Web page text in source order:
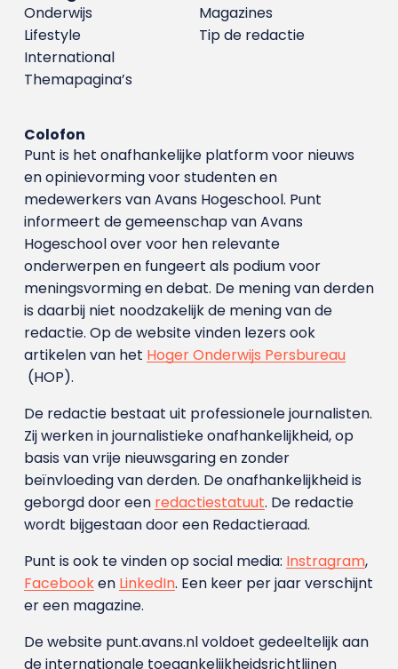
Magazines
Tip de redactie
Onderwijs
Lifestyle
International
Themapagina’s
Colofon
Punt is het onafhankelijke platform voor nieuws
en opinievorming voor studenten en
medewerkers van Avans Hoge­school. Punt
informeert de gemeenschap van Avans
Hogeschool over voor hen relevante
onderwerpen en fungeert als podium voor
meningsvorming en debat. De mening van derden
is daarbij niet noodzakelijk de mening van de
redactie. Op de website vinden lezers ook
artikelen van het Hoger Onderwijs Persbureau
(HOP).
De redactie bestaat uit professionele journalisten.
Zij werken in journalistieke onafhankelijkheid, op
basis van vrije nieuwsgaring en zonder
beïnvloeding van derden. De onafhankelijkheid is
geborgd door een redactiestatuut. De redactie
wordt bijgestaan door een Redactieraad.
Punt is ook te vinden op social media: Instragram,
Facebooken LinkedIn. Een keer per jaar verschijnt
er een magazine.
De website punt.avans.nl voldoet gedeeltelijk aan
de internationale toegankelijkheidsrichtlijnen